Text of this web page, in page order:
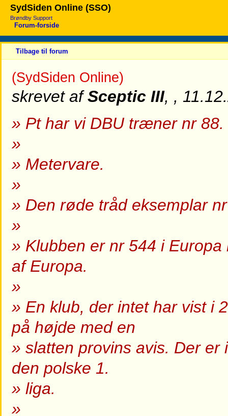
SydSiden Online (SSO)
Brøndby Support
Forum-forside
Tilbage til forum
(SydSiden Online)
skrevet afSceptic III, ,
» Pt har vi DBU træner nr 88.
»
» Metervare.
»
» Den røde tråd eksemplar
»
» Klubben er nr 544 i
af Europa.
»
» En klub, der intet har vist i
på højde med en
» slatten provins avis. Der er
den polske 1.
» liga.
»